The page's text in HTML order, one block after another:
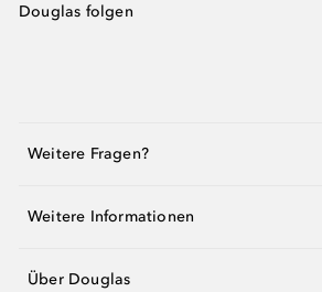
Douglas folgen
Weitere Fragen?
Weitere Informationen
Über Douglas